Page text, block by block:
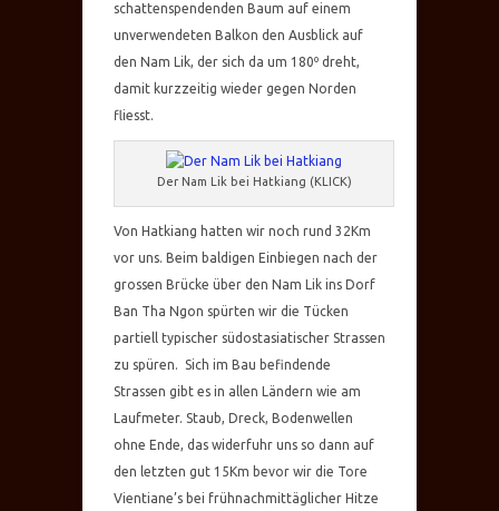
schattenspendenden Baum auf einem
unverwendeten Balkon den Ausblick auf
den Nam Lik, der sich da um 180º dreht,
damit kurzzeitig wieder gegen Norden
fliesst.
Der Nam Lik bei Hatkiang (KLICK)
Von Hatkiang hatten wir noch rund 32Km
vor uns. Beim baldigen Einbiegen nach der
grossen Brücke über den Nam Lik ins Dorf
Ban Tha Ngon spürten wir die Tücken
partiell typischer südostasiatischer Strassen
zu spüren. Sich im Bau befindende
Strassen gibt es in allen Ländern wie am
Laufmeter. Staub, Dreck, Bodenwellen
ohne Ende, das widerfuhr uns so dann auf
den letzten gut 15Km bevor wir die Tore
Vientiane’s bei frühnachmittäglicher Hitze